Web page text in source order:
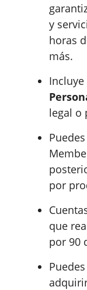
y
horas
más.
legal o
Puedes
por
que
por 90